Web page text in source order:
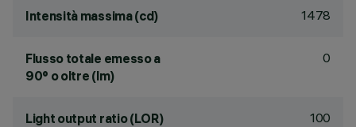
Intensità massima (cd) 1478
Flusso totale emesso a
90° o oltre (lm)
0
Light output ratio (LOR) 100